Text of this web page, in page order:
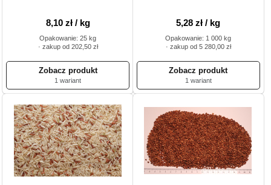
8,10 zł / kg
Opakowanie: 25 kg
· zakup od 202,50 zł
1 wariant
5,28 zł / kg
Opakowanie: 1 000 kg
· zakup od 5 280,00 zł
1 wariant